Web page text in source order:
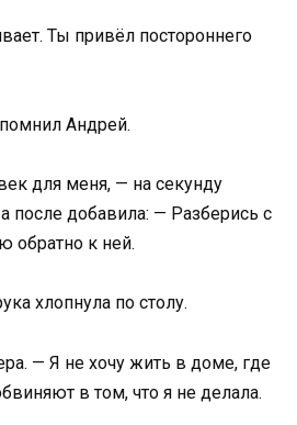
Ты привёл постороннего
Андрей.
для меня, — на секунду
после добавила: — Разберись с
обратно к ней.
хлопнула по столу.
— Я не хочу жить в доме, где
в том, что я не делала.